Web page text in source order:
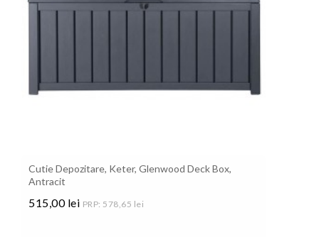
Cutie Depozitare, Keter, Glenwood Deck Box,
Antracit
515,00 lei PRP: 578,65 lei